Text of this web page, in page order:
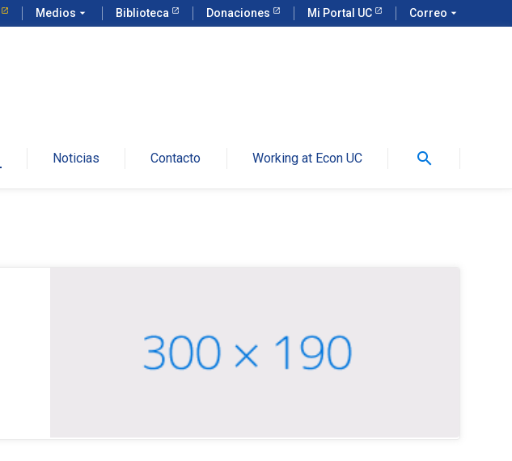
Medios arrow_drop_down Biblioteca Donaciones Mi Portal UC Correo arrow_drop_down
Noticias Contacto Working at Econ UC search